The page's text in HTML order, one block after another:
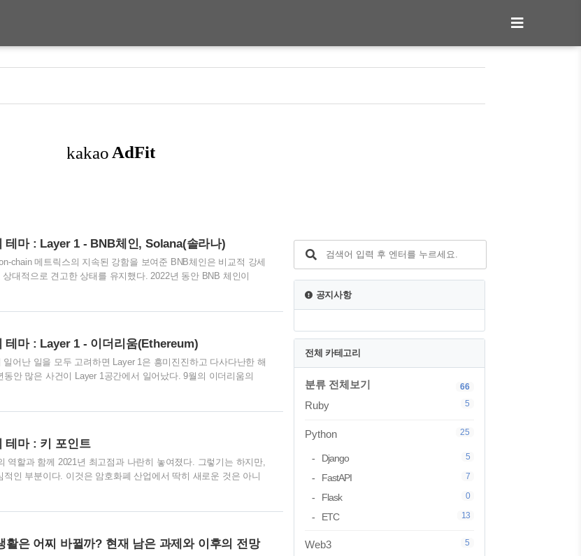
테마 : Layer 1 - BNB체인, Solana(솔라나)
chain 메트릭스의 지속된 강함을 보여준 BNB체인은 비교적 강세
대적으로 견고한 상태를 유지했다. 2022년 동안 BNB 체인이
그리고 아발란체(-88%)를 보여줬다. On-chain 메트릭스는 일
교적 견조한 모습을 보이다가 테라 생태계 붕괴에 따른 강한 상
테마 : Layer 1 - 이더리움(Ethereum)
어난 일을 모두 고려하면 Layer 1은 흥미진진하고 다사다난한 해
안 많은 사건이 Layer 1공간에서 일어났다. 9월의 이더리움의
Proof-of-Stake("PoS, 지분 증명 방식")으로의 전환부터, 5월 테라
산에 따라 영향을 크게 받은 Layer 1이 된, 도전적인 한해 였다..
테마 : 키 포인트
역할과 함께 2021년 최고점과 나란히 놓여졌다. 그렇기는 하지만,
인 부분이다. 이것은 암호화폐 산업에서 딱히 새로운 것은 아니
망을 2023년에 바라본다. L1(Layer 1)에게는 다사다난한 해였다.
친 2022년이었다. TVL(Total Value Locked, 예치된 자금)은 2022년
은 어찌 바뀔까? 현재 남은 과제와 이후의 전망
공지사항
전체 카테고리
분류 전체보기 66
Ruby 5
Python 25
Django 5
FastAPI 7
Flask 0
ETC 13
Web3 5